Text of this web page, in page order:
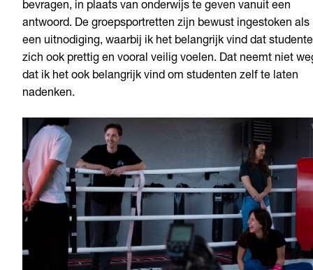
bevragen, in plaats van onderwijs te geven vanuit een
antwoord. De groepsportretten zijn bewust ingestoken als
een uitnodiging, waarbij ik het belangrijk vind dat
zich ook prettig en vooral veilig voelen. Dat neemt niet
dat ik het ook belangrijk vind om studenten zelf te laten
nadenken.